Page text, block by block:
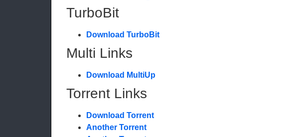
TurboBit
Download TurboBit
Multi Links
Download MultiUp
Torrent Links
Download Torrent
Another Torrent